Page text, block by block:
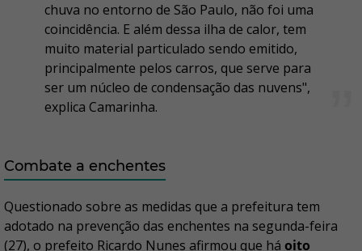
chuva no entorno de São Paulo, não foi uma
coincidência. E além dessa ilha de calor, tem
muito material particulado sendo emitido,
principalmente pelos carros, que serve para
ser um núcleo de condensação das nuvens",
explica Camarinha.
Combate a enchentes
Questionado sobre as medidas que a prefeitura tem
adotado na prevenção das enchentes na segunda-feira
(27), o prefeito Ricardo Nunes afirmou que há oito